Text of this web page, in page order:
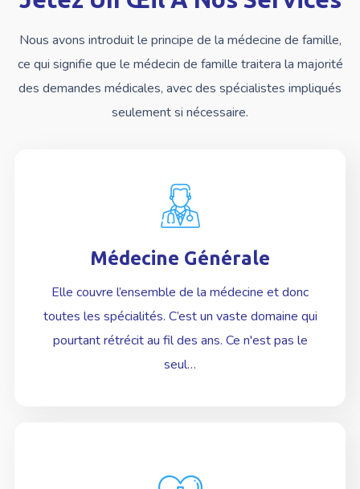
Nous avons introduit le principe de la médecine de famille,
ce qui signifie que le médecin de famille traitera la majorité
des demandes médicales, avec des spécialistes impliqués
seulement si nécessaire.
Médecine Générale
Elle couvre l’ensemble de la médecine et donc
toutes les spécialités. C’est un vaste domaine qui
pourtant rétrécit au fil des ans. Ce n'est pas le
seul…